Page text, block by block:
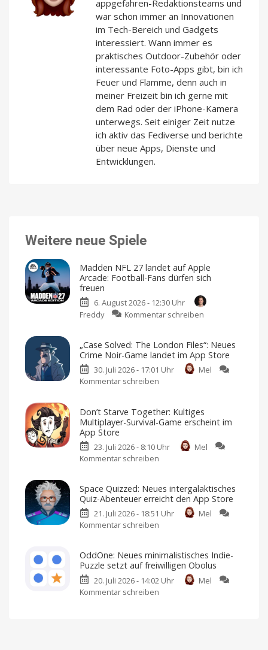
appgefahren-Redaktionsteams und
war schon immer an Innovationen
im Tech-Bereich und Gadgets
interessiert. Wann immer es
praktisches Outdoor-Zubehör oder
interessante Foto-Apps gibt, bin ich
Feuer und Flamme, denn auch in
meiner Freizeit bin ich gerne mit
dem Rad oder der iPhone-Kamera
unterwegs. Seit einiger Zeit nutze
ich aktiv das Fediverse und berichte
über neue Apps, Dienste und
Entwicklungen.
Weitere neue Spiele
Madden NFL 27 landet auf Apple
Arcade: Football-Fans dürfen sich
freuen
6. August 2026 - 12:30 Uhr
Freddy
Kommentar schreiben
27
landet
auf
Fans
dürfen
freuen
iPad
„Case Solved: The London Files“: Neues
Crime Noir-Game landet im App Store
30. Juli 2026 - 17:01 Uhr
Mel
Kommentar schreiben
The
London
Neues
Game
landet
App
Einmalkauf
Don’t Starve Together: Kultiges
Multiplayer-Survival-Game erscheint im
App Store
23. Juli 2026 - 8:10 Uhr
Mel
Kommentar schreiben
Together:
Kultiges
Multiplayer-
erscheint
im
App
Store
Space Quizzed: Neues intergalaktisches
Quiz-Abenteuer erreicht den App Store
21. Juli 2026 - 18:51 Uhr
Mel
Kommentar schreiben
Neues
intergalaktisches
Quiz-
OddOne: Neues minimalistisches Indie-
Puzzle setzt auf freiwilligen Obolus
20. Juli 2026 - 14:02 Uhr
Mel
Kommentar schreiben